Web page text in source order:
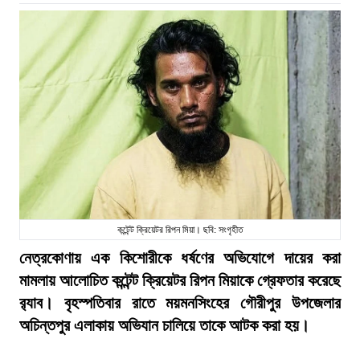
কন্টেন্ট ক্রিয়েটর রিপন মিয়া। ছবি: সংগৃহীত
নেত্রকোণায় এক কিশোরীকে ধর্ষণের অভিযোগে দায়ের করা
মামলায় আলোচিত কন্টেন্ট ক্রিয়েটর রিপন মিয়াকে গ্রেফতার করেছে
র‍্যাব। বৃহস্পতিবার রাতে ময়মনসিংহের গৌরীপুর উপজেলার
অচিন্তপুর এলাকায় অভিযান চালিয়ে তাকে আটক করা হয়।